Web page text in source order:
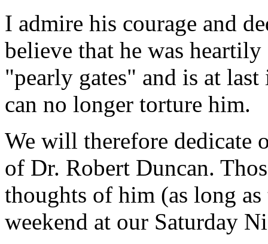
I admire his courage and
believe that he was
"pearly gates" and is at
can no longer torture him.
We will therefore dedicate
of Dr. Robert Duncan.
thoughts of him (as long
weekend at our Saturday